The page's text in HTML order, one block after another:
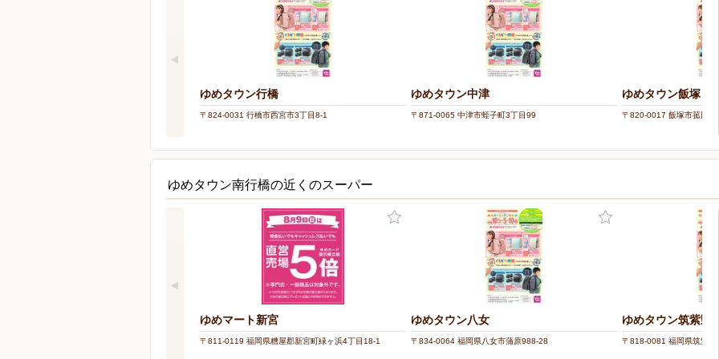
ゆめタウン行橋
〒824-0031 行橋市西宮市3丁目8-1
ゆめタウン中津
〒871-0065 中津市蛭子町3丁目99
ゆめタウン飯塚
〒820-0017 飯塚市菰田西
ゆめタウン南行橋の近くのスーパー
ゆめマート新宮
〒811-0119 福岡県糟屋郡新宮町緑ヶ浜4丁目18-1
ゆめタウン八女
〒834-0064 福岡県八女市蒲原988-28
ゆめタウン筑紫野
〒818-0081 福岡県筑紫野